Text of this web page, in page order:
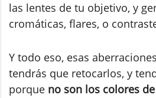
las lentes de tu objetivo, y
cromáticas, flares, o
Y todo eso, esas
tendrás que retocarlos, y
porque no son los colores